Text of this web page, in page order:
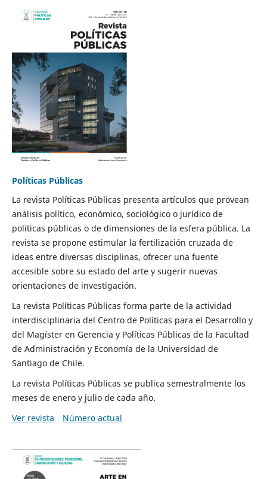
Políticas Públicas
La revista Políticas Públicas presenta artículos que provean
análisis político, económico, sociológico o jurídico de
políticas públicas o de dimensiones de la esfera pública. La
revista se propone estimular la fertilización cruzada de
ideas entre diversas disciplinas, ofrecer una fuente
accesible sobre su estado del arte y sugerir nuevas
orientaciones de investigación.
La revista Políticas Públicas forma parte de la actividad
interdisciplinaria del Centro de Políticas para el Desarrollo y
del Magíster en Gerencia y Políticas Públicas de la Facultad
de Administración y Economía de la Universidad de
Santiago de Chile.
La revista Políticas Públicas se publica semestralmente los
meses de enero y julio de cada año.
Ver revista
Número actual